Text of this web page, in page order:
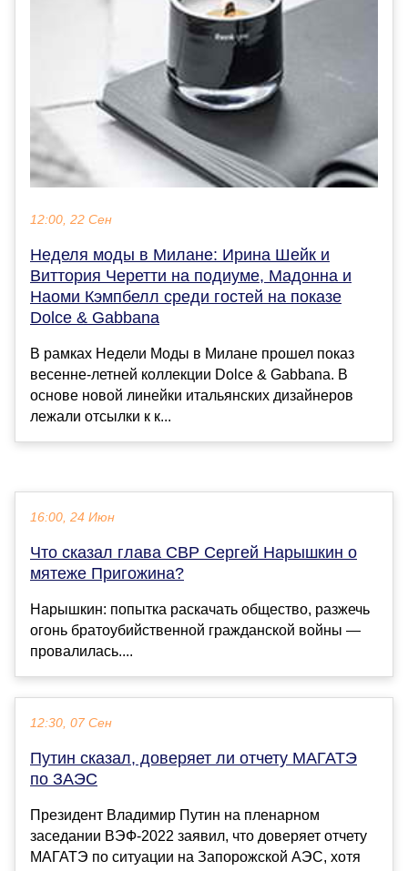
12:00, 22 Сен
Неделя моды в Милане: Ирина Шейк и
Виттория Черетти на подиуме, Мадонна и
Наоми Кэмпбелл среди гостей на показе
Dolce & Gabbana
В рамках Недели Моды в Милане прошел показ
весенне-летней коллекции Dolce & Gabbana. В
основе новой линейки итальянских дизайнеров
лежали отсылки к к...
16:00, 24 Июн
Что сказал глава СВР Сергей Нарышкин о
мятеже Пригожина?
Нарышкин: попытка раскачать общество, разжечь
огонь братоубийственной гражданской войны —
провалилась....
12:30, 07 Сен
Путин сказал, доверяет ли отчету МАГАТЭ
по ЗАЭС
Президент Владимир Путин на пленарном
заседании ВЭФ-2022 заявил, что доверяет отчету
МАГАТЭ по ситуации на Запорожской АЭС, хотя